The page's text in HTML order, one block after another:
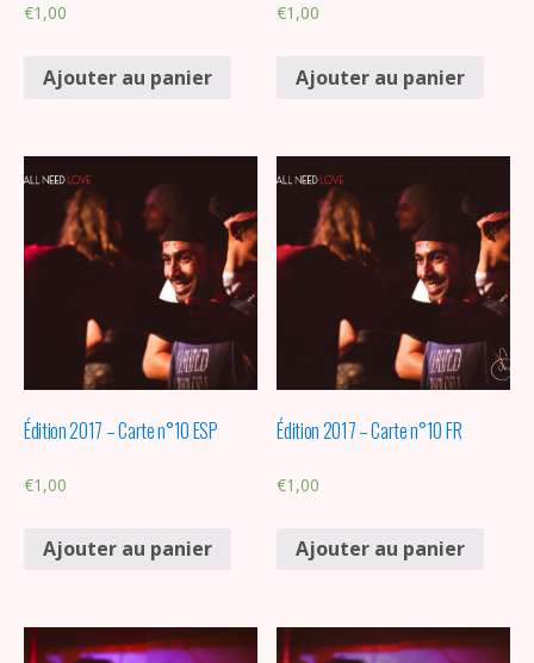
€1,00
Ajouter au panier
€1,00
Ajouter au panier
Édition 2017 – Carte n°10 ESP
€1,00
Ajouter au panier
Édition 2017 – Carte n°10 FR
€1,00
Ajouter au panier